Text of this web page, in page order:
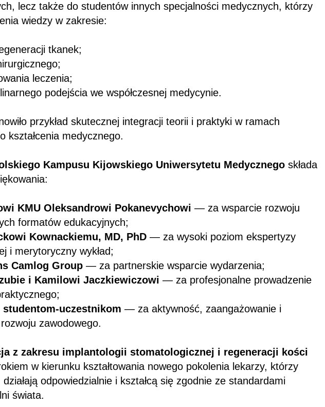
lecz także do studentów innych specjalności medycznych, którzy
wiedzy w zakresie:
tkanek;
leczenia;
podejścia we współczesnej medycynie.
przykład skutecznej integracji teorii i praktyki w ramach
kształcenia medycznego.
Kampusu Kijowskiego Uniwersytetu Medycznego składa
KMU Oleksandrowi Pokanevychowi — za wsparcie rozwoju
formatów edukacyjnych;
Kownackiemu, MD, PhD — za wysoki poziom ekspertyzy
i merytoryczny wykład;
Camlog Group — za partnerskie wsparcie wydarzenia;
i Kamilowi Jaczkiewiczowi — za profesjonalne prowadzenie
uczestnikom — za aktywność, zaangażowanie i
zawodowego.
z zakresu implantologii stomatologicznej i regeneracji kości
w kierunku kształtowania nowego pokolenia lekarzy, którzy
odpowiedzialnie i kształcą się zgodnie ze standardami
świata.